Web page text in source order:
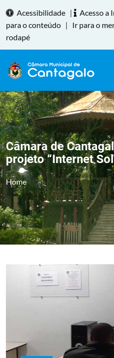
Acessibilidade | Acesso a
para o conteúdo | Ir para o
rodapé
Câmara de
projeto “Internet
Home